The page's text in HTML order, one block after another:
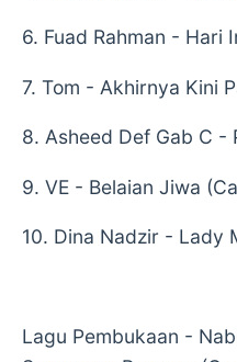
6. Fuad Rahman - Hari
7. Tom - Akhirnya Kini
8. Asheed Def Gab C -
9. VE - Belaian Jiwa
10. Dina Nadzir - Lady
Lagu Pembukaan -